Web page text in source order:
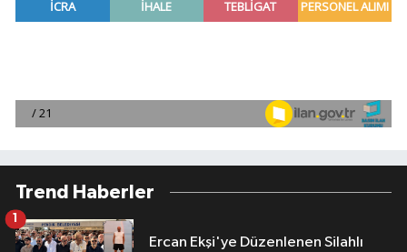
Trend Haberler
Ercan Ekşi'ye Düzenlenen Silahlı
1